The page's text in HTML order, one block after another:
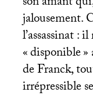
jalousement.
l’assassinat :
«disponible
de Franck,
irrépressible